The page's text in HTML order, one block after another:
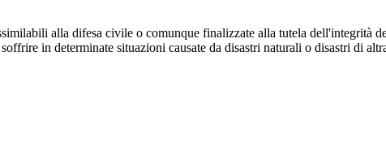
alla difesa civile o comunque finalizzate alla tutela dell'integrità
in determinate situazioni causate da disastri naturali o disastri di